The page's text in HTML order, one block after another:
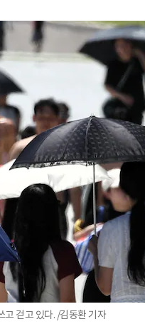
고 걷고 있다. /김동환 기자